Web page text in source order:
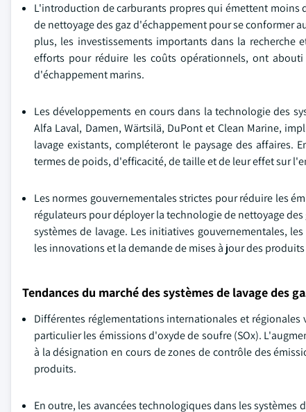
L'introduction de carburants propres qui émettent
de nettoyage des gaz d'échappement pour se conformer
plus, les investissements importants dans la recherche
efforts pour réduire les coûts opérationnels, ont
d'échappement marins.
Les développements en cours dans la technologie des
Alfa Laval, Damen, Wärtsilä, DuPont et Clean Marine,
lavage existants, compléteront le paysage des affaires.
termes de poids, d'efficacité, de taille et de leur effet sur
Les normes gouvernementales strictes pour réduire les
régulateurs pour déployer la technologie de nettoyage
systèmes de lavage. Les initiatives gouvernementales,
les innovations et la demande de mises à jour des
Tendances du marché des systèmes de lavage des
Différentes réglementations internationales et
particulier les émissions d'oxyde de soufre (SOx).
à la désignation en cours de zones de contrôle des
produits.
En outre, les avancées technologiques dans les